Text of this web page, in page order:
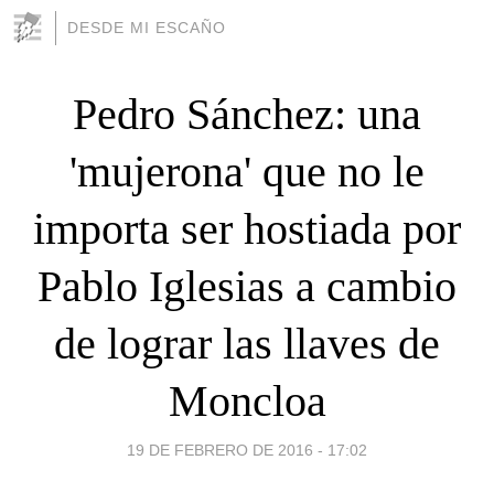
DESDE MI ESCAÑO
Pedro Sánchez: una
'mujerona' que no le
importa ser hostiada por
Pablo Iglesias a cambio
de lograr las llaves de
Moncloa
19 DE FEBRERO DE 2016 - 17:02